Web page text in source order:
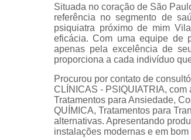
Situada no coração de São
referência no segmento de
psiquiatra próximo de mim
eficácia. Com uma equipe de
apenas pela excelência de
proporciona a cada indivíduo
Procurou por contato de
CLÍNICAS - PSIQUIATRIA,
Tratamentos para Ansiedade,
QUÍMICA, Tratamentos para
alternativas. Apresentando
instalações modernas e em